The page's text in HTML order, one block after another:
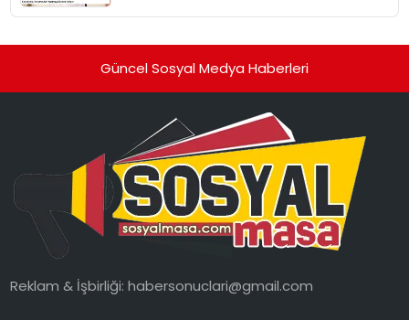
Güncel Sosyal Medya Haberleri
Reklam & İşbirliği:habersonuclari@gmail.com